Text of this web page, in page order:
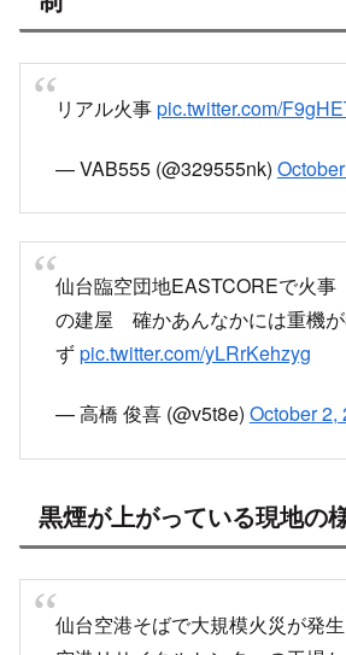
制
仙台臨空団地EASTCOREで火
の建屋 確かあんなかには重機が
黒煙が上がっている現地の